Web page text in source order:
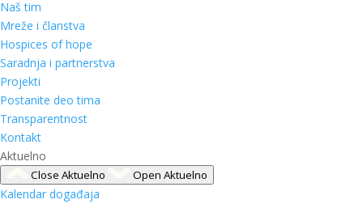
Naš tim
Mreže i članstva
Hospices of hope
Saradnja i partnerstva
Projekti
Postanite deo tima
Transparentnost
Kontakt
Aktuelno
Close Aktuelno Open Aktuelno
Kalendar događaja